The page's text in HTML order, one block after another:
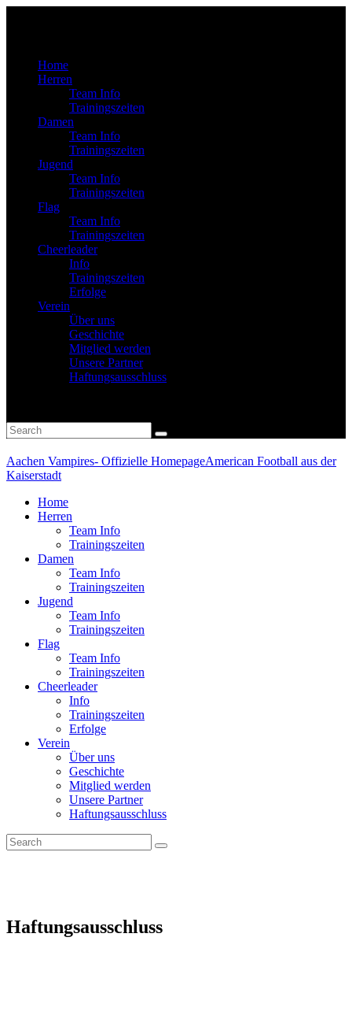
Home
Herren
Team Info
Trainingszeiten
Damen
Team Info
Trainingszeiten
Jugend
Team Info
Trainingszeiten
Flag
Team Info
Trainingszeiten
Cheerleader
Info
Trainingszeiten
Erfolge
Verein
Über uns
Geschichte
Mitglied werden
Unsere Partner
Haftungsausschluss
Aachen Vampires- Offizielle HomepageAmerican Football aus der
Kaiserstadt
Home
Herren
Team Info
Trainingszeiten
Damen
Team Info
Trainingszeiten
Jugend
Team Info
Trainingszeiten
Flag
Team Info
Trainingszeiten
Cheerleader
Info
Trainingszeiten
Erfolge
Verein
Über uns
Geschichte
Mitglied werden
Unsere Partner
Haftungsausschluss
Haftungsausschluss